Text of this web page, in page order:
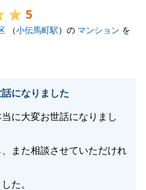
5
（小伝馬町駅）の マンション を
になりました
に大変お世話になりまし
また相談させていただけれ
た。